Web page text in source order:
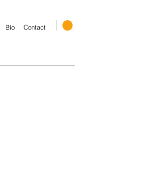
Bio Contact